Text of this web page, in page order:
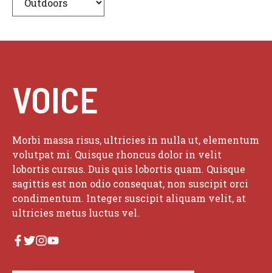
VOICE
Morbi massa risus, ultricies in nulla ut, elementum
volutpat mi. Quisque rhoncus dolor in velit
lobortis cursus. Duis quis lobortis quam. Quisque
sagittis est non odio consequat, non suscipit orci
condimentum. Integer suscipit aliquam velit, at
ultricies metus luctus vel.